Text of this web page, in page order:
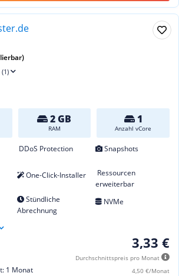
(1)
2 GB
RAM
1
Anzahl vCore
DDoS Protection Snapshots
One-Click-Installer
Ressourcen
erweiterbar
Stündliche
Abrechnung
NVMe
3,33 €
Durchschnittspreis pro Monat
4,50 €/Monat
1 Monat